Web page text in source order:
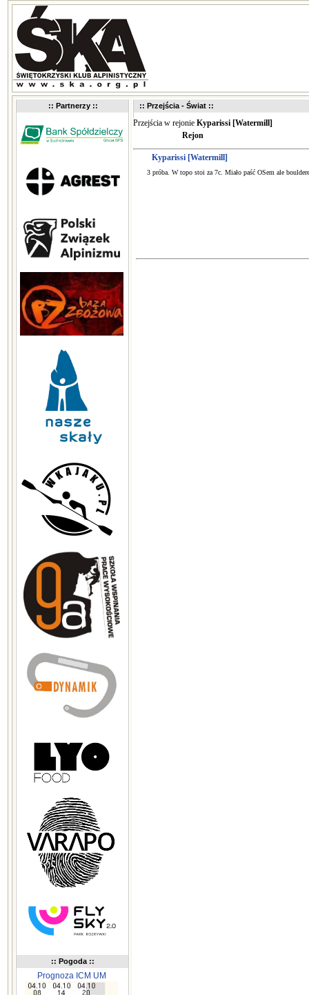
:: Partnerzy ::
:: Pogoda ::
Prognoza ICM UM
:: Przejścia - Świat ::
Przejścia w rejonie Kyparissi [Watermill]
Rejon
Kyparissi [Watermill]
3 próba. W topo stoi za 7c. Miało paść OSem ale